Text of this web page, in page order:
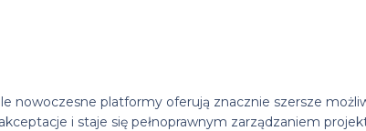
nowoczesne platformy oferują znacznie szersze
i staje się pełnoprawnym zarządzaniem